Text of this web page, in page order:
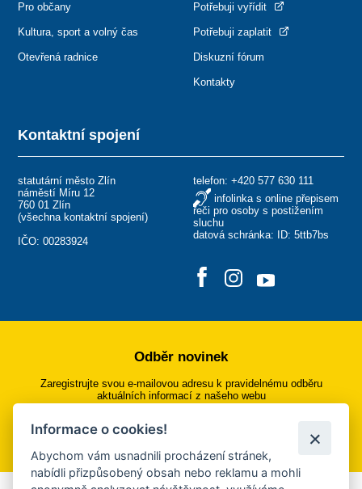
Kontaktní spojení
statutární město Zlín
náměstí Míru 12
760 01 Zlín
(všechna kontaktní spojení)
IČO: 00283924
telefon: +420 577 630 111
infolinka s online přepisem
řeči pro osoby s postižením
sluchu
datová schránka: ID: 5ttb7bs
Pro občany
Kultura, sport a volný čas
Otevřená radnice
Potřebuji vyřídit
Potřebuji zaplatit
Diskuzní fórum
Kontakty
Odběr novinek
Zaregistrujte svou e-mailovou adresu k pravidelnému odběru
aktuálních informací z našeho webu
Přihlásit se k odběru
Informace o cookies!
Abychom vám usnadnili procházení stránek,
nabídli přizpůsobený obsah nebo reklamu a mohli